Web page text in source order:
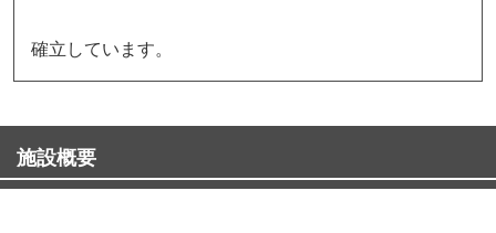
確立しています。
施設概要